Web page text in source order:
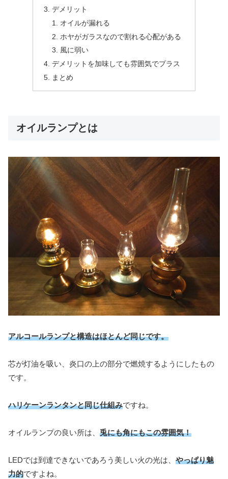
デメリット
オイルが漏れる
ホヤがガラスなので割れる心配がある
風に弱い
デメリットを加味しても雰囲気でプラス
まとめ
オイルランプとは
アルコールランプと構造はほとんど同じです。
芯が灯油を吸い、炎口の上の部分で燃焼するようにしたもの
です。
ハリケーンランタンと同じ仕組みですね。
オイルランプの良い所は、 兎にも角にもこの雰囲気！
LEDでは到達できないであろう美しい火の光は、 やっぱり魅
力的ですよね。